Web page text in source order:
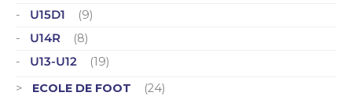
U15D1
(9)
U14R
(8)
U13-U12
(19)
ECOLE DE FOOT
(24)